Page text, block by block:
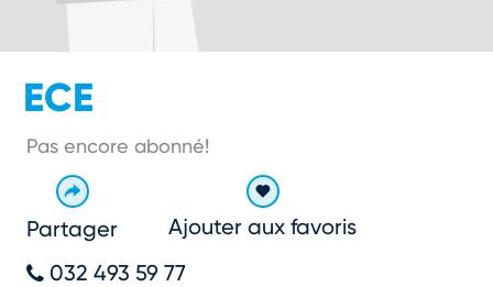
ECE
Pas encore abonné!
Partager
Ajouter aux favoris
032 493 59 77